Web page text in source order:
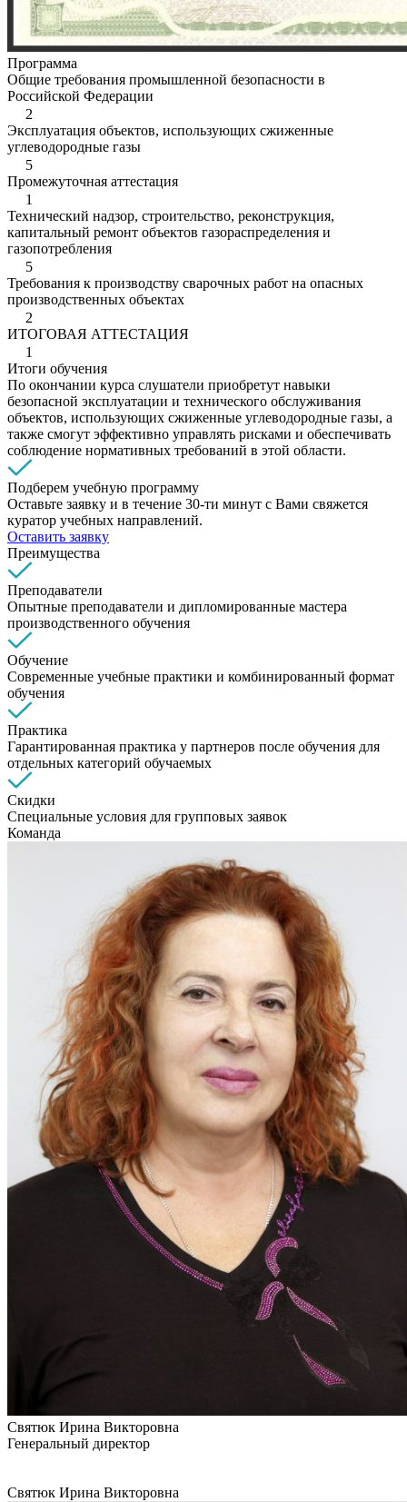
Программа
Общие требования промышленной безопасности в
Российской Федерации
2
Эксплуатация объектов, использующих сжиженные
углеводородные газы
5
Промежуточная аттестация
1
Технический надзор, строительство, реконструкция,
капитальный ремонт объектов газораспределения и
газопотребления
5
Требования к производству сварочных работ на опасных
производственных объектах
2
ИТОГОВАЯ АТТЕСТАЦИЯ
1
Итоги обучения
По окончании курса слушатели приобретут навыки
безопасной эксплуатации и технического обслуживания
объектов, использующих сжиженные углеводородные газы, а
также смогут эффективно управлять рисками и обеспечивать
соблюдение нормативных требований в этой области.
Подберем учебную программу
Оставьте заявку и в течение 30-ти минут с Вами свяжется
куратор учебных направлений.
Оставить заявку
Преимущества
Преподаватели
Опытные преподаватели и дипломированные мастера
производственного обучения
Обучение
Современные учебные практики и комбинированный формат
обучения
Практика
Гарантированная практика у партнеров после обучения для
отдельных категорий обучаемых
Скидки
Специальные условия для групповых заявок
Команда
Святюк Ирина Викторовна
Генеральный директор
Святюк Ирина Викторовна